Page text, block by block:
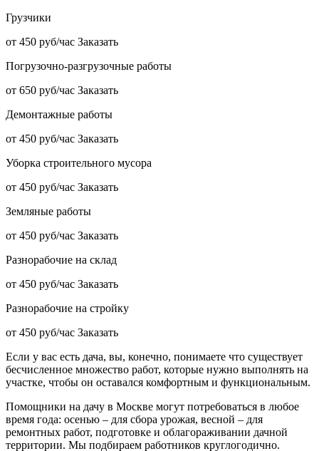
Грузчики
от 450 руб/час Заказать
Погрузочно-разгрузочные работы
от 650 руб/час Заказать
Демонтажные работы
от 450 руб/час Заказать
Уборка строительного мусора
от 450 руб/час Заказать
Земляные работы
от 450 руб/час Заказать
Разнорабочие на склад
от 450 руб/час Заказать
Разнорабочие на стройку
от 450 руб/час Заказать
Если у вас есть дача, вы, конечно, понимаете что существует
бесчисленное множество работ, которые нужно выполнять на
участке, чтобы он оставался комфортным и функциональным.
Помощники на дачу в Москве могут потребоваться в любое
время года: осенью – для сбора урожая, весной – для
ремонтных работ, подготовке и облагораживании дачной
территории. Мы подбираем работников круглогодично.